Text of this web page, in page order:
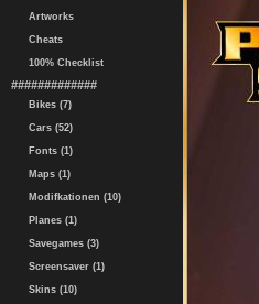
Artworks
Cheats
100% Checklist
#############
Bikes (7)
Cars (52)
Fonts (1)
Maps (1)
Modifkationen (10)
Planes (1)
Savegames (3)
Screensaver (1)
Skins (10)